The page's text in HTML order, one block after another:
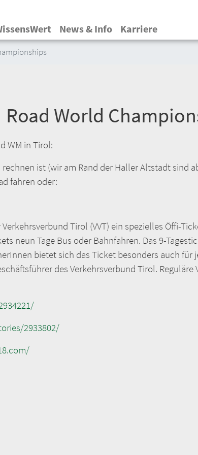
Inhalt
News & Info Karriere
Road World
WM in Tirol:
ist (wir am Rand der Haller Altstadt sind
fahren oder:
Tirol (VVT) ein spezielles Öffi-
neun Tage Bus oder Bahnfahren. Das 9-
bietet sich das Ticket besonders auch für
des Verkehrsverbund Tirol.
2933802/